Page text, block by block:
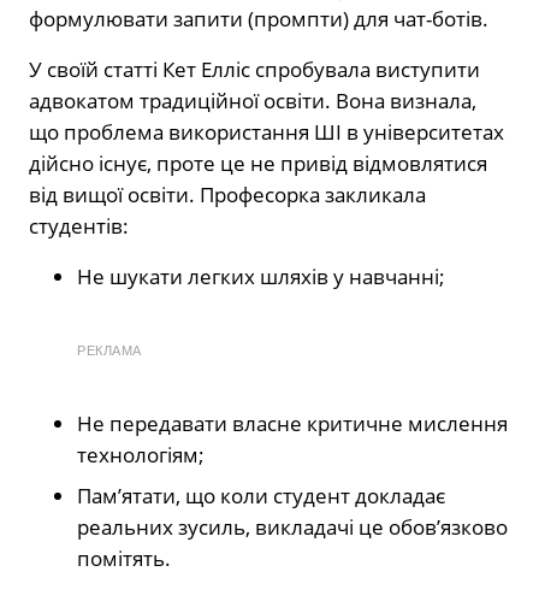
формулювати запити (промпти) для чат-ботів.
У своїй статті Кет Елліс спробувала виступити
адвокатом традиційної освіти. Вона визнала,
що проблема використання ШІ в університетах
дійсно існує, проте це не привід відмовлятися
від вищої освіти. Професорка закликала
студентів:
Не шукати легких шляхів у навчанні;
РЕКЛАМА
Не передавати власне критичне мислення
технологіям;
Пам’ятати, що коли студент докладає
реальних зусиль, викладачі це обов’язково
помітять.